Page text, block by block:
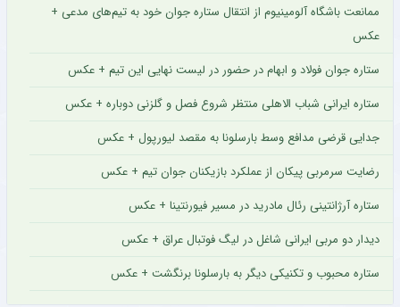
ممانعت باشگاه آلومینیوم از انتقال ستاره جوان خود به تیم‌های مدعی +
عکس
ستاره جوان فولاد و ابهام در حضور در لیست نهایی این تیم + عکس
ستاره ایرانی شباب الاهلی منتظر شروع فصل و گلزنی دوباره + عکس
جدایی قرضی مدافع وسط بارسلونا به مقصد لیورپول + عکس
رضایت سرمربی پیکان از عملکرد بازیکنان جوان تیم + عکس
ستاره آرژانتینی رئال مادرید در مسیر فیورنتینا + عکس
دیدار دو مربی ایرانی شاغل در لیگ فوتبال عراق + عکس
ستاره محبوب و تکنیکی دیگر به بارسلونا برنگشت + عکس